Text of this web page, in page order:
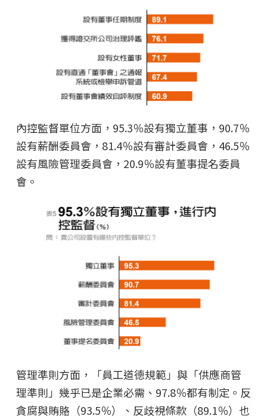
內控監督單位方面，95.3％設有獨立董事，90.7％
設有薪酬委員會，81.4％設有審計委員會，46.5％
設有風險管理委員會，20.9％設有董事提名委員
會。
管理準則方面，「員工道德規範」與「供應商管
理準則」幾乎已是企業必需、97.8％都有制定。反
貪腐與賄賂（93.5％）、反歧視條款（89.1％）也